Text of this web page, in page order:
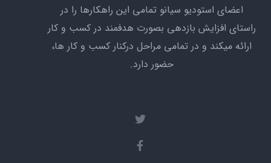
اعضای استودیو سیانو تمامی این راهکارها را در
راستای افزایش بازدهی بصورت هدفمند در کسب و کار
ارائه میکند و در تمامی مراحل درکنار کسب و کار ها،
حضور دارد.